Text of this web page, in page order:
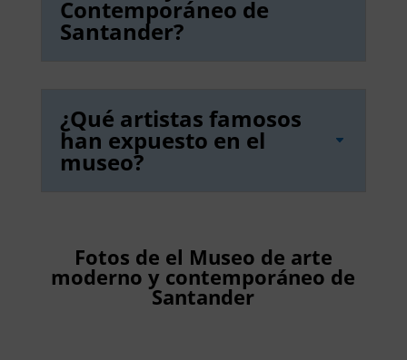
Contemporáneo de
Santander?
¿Qué artistas famosos
han expuesto en el
museo?
Fotos de el Museo de arte
moderno y contemporáneo de
Santander